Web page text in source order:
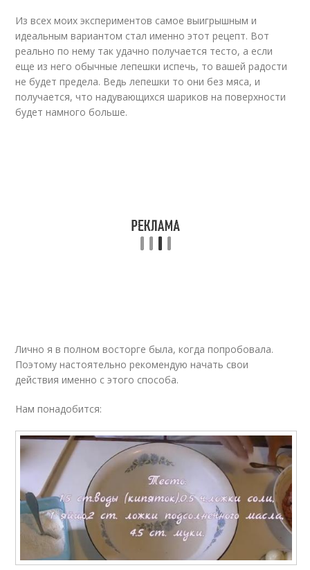
Из всех моих экспериментов самое выигрышным и
идеальным вариантом стал именно этот рецепт. Вот
реально по нему так удачно получается тесто, а если
еще из него обычные лепешки испечь, то вашей радости
не будет предела. Ведь лепешки то они без мяса, и
получается, что надувающихся шариков на поверхности
будет намного больше.
Лично я в полном восторге была, когда попробовала.
Поэтому настоятельно рекомендую начать свои
действия именно с этого способа.
Нам понадобится: